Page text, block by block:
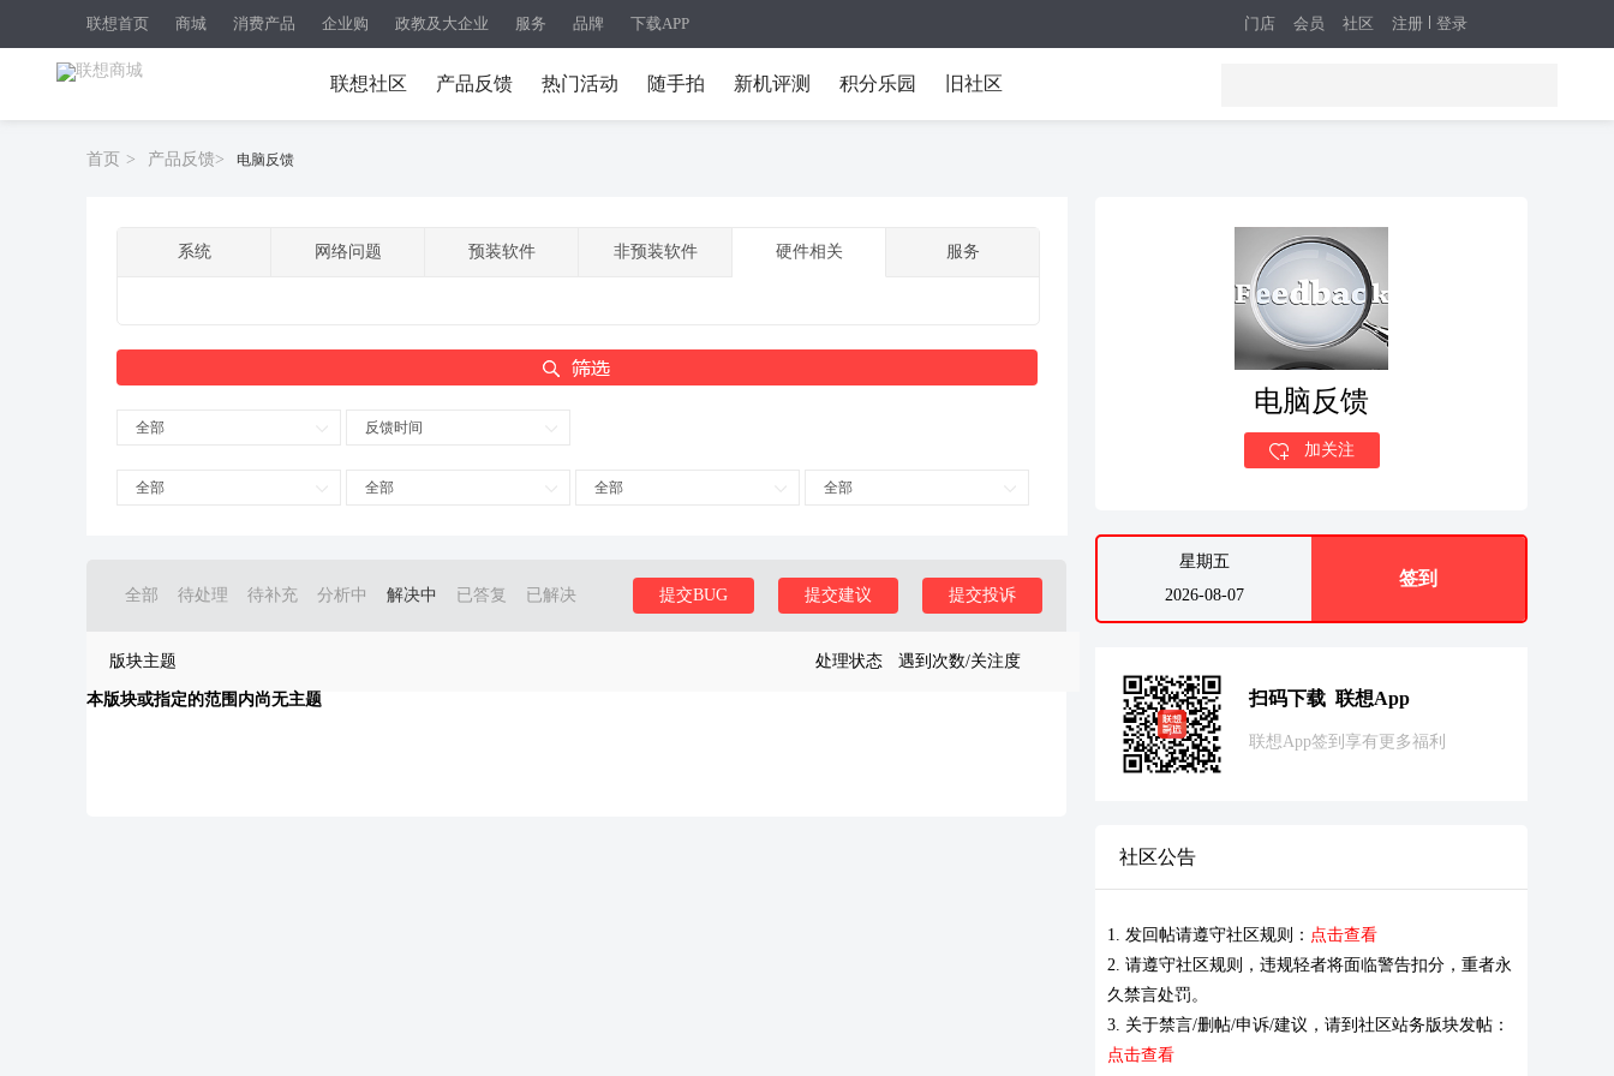
联想首页 商城 消费产品 企业购 政教及大企业 服务 品牌 下载APP 注册 登录
门店 会员 社区
联想社区 产品反馈 热门活动 随手拍 新机评测 积分乐园 旧社区
首页 > 产品反馈> 电脑反馈
系统 网络问题 预装软件 非预装软件 硬件相关 服务
全部 反馈时间
全部 全部 全部 全部
全部 待处理 待补充 分析中 解决中 已答复 已解决 提交投诉
提交建议
提交BUG
版块主题 处理状态 遇到次数/关注度
本版块或指定的范围内尚无主题
电脑反馈
加关注
星期五
2026-08-07
签到
扫码下载 联想App
联想App签到享有更多福利
社区公告
1. 发回帖请遵守社区规则： 点击查看
2. 请遵守社区规则，违规轻者将面临警告扣分，重者永
久禁言处罚。
3. 关于禁言/删帖/申诉/建议，请到社区站务版块发帖：
点击查看